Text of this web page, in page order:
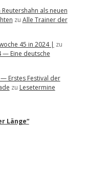
als neuen
zu Alle Trainer der
45 in 2024 | zu
— Eine deutsche
Erstes Festival der
zu Lesetermine
Länge“